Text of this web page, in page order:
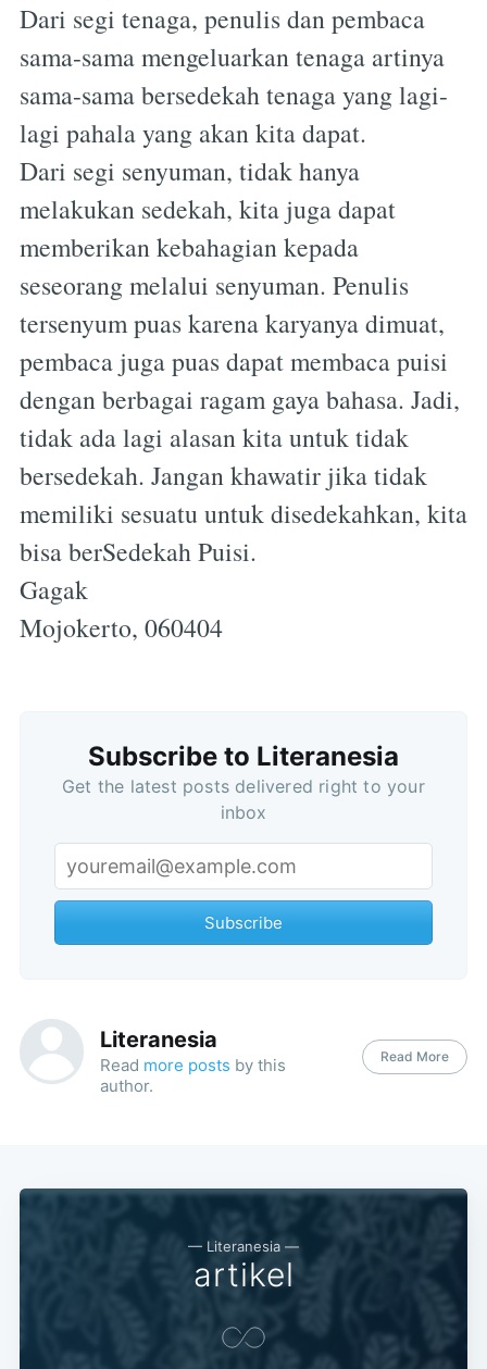
Dari segi tenaga, penulis dan pembaca
sama-sama mengeluarkan tenaga artinya
sama-sama bersedekah tenaga yang lagi-
lagi pahala yang akan kita dapat.
Dari segi senyuman, tidak hanya
melakukan sedekah, kita juga dapat
memberikan kebahagian kepada
seseorang melalui senyuman. Penulis
tersenyum puas karena karyanya dimuat,
pembaca juga puas dapat membaca puisi
dengan berbagai ragam gaya bahasa. Jadi,
tidak ada lagi alasan kita untuk tidak
bersedekah. Jangan khawatir jika tidak
memiliki sesuatu untuk disedekahkan, kita
bisa berSedekah Puisi.
Gagak
Mojokerto, 060404
Subscribe to Literanesia
Get the latest posts delivered right to your
inbox
Subscribe
Literanesia
Read more posts by this
author.
Read More
— Literanesia —
artikel